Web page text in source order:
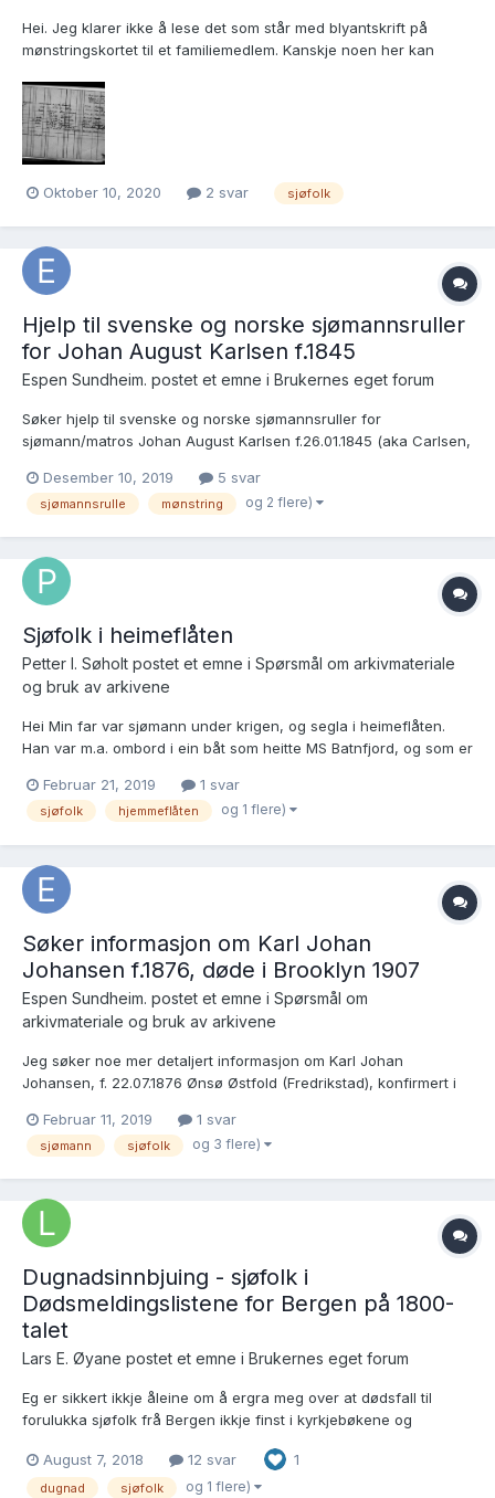
Hei. Jeg klarer ikke å lese det som står med blyantskrift på
mønstringskortet til et familiemedlem. Kanskje noen her kan
https://www.digitalarkivet.no/ds20130117079023 På forhånd takk
for hjelpen! Hilse...
Oktober 10, 2020 2 svar sjøfolk
Hjelp til svenske og norske sjømannsruller
for Johan August Karlsen f.1845
Espen Sundheim. postet et emne i Brukernes eget forum
Søker hjelp til svenske og norske sjømannsruller for
sjømann/matros Johan August Karlsen f.26.01.1845 (aka Carlsen,
Onsø i Østfold, og var sjømann. Giftet seg med Johanne
Hansdatter Volden fra Vallø i 1874. Allerede ved folketellingen
Desember 10, 2019 5 svar
sjømannsrulle mønstring og 2 flere)
Sjøfolk i heimeflåten
Petter I. Søholt postet et emne i Spørsmål om arkivmateriale
og bruk av arkivene
Hei Min far var sjømann under krigen, og segla i heimeflåten.
Han var m.a. ombord i ein båt som heitte MS Batnfjord, og som er
noko nærare informasjon. Han heitte Petter Anton Søholt, og var
fødd 17.07.1902 i Fræna kommune....
Februar 21, 2019 1 svar
sjøfolk hjemmeflåten og 1 flere)
Søker informasjon om Karl Johan
Johansen f.1876, døde i Brooklyn 1907
Espen Sundheim. postet et emne i Spørsmål om
arkivmateriale og bruk av arkivene
Jeg søker noe mer detaljert informasjon om Karl Johan
Johansen, f. 22.07.1876 Ønsø Østfold (Fredrikstad), konfirmert i
30 år gammel. Han vokste opp i Tønsberg, og ble tidlig sjømann.
Jeg har letet etter sjømannsrulle for Karl Johan ute...
Februar 11, 2019 1 svar
sjømann sjøfolk og 3 flere)
Dugnadsinnbjuing - sjøfolk i
Dødsmeldingslistene for Bergen på 1800-
talet
Lars E. Øyane postet et emne i Brukernes eget forum
Eg er sikkert ikkje åleine om å ergra meg over at dødsfall til
forulukka sjøfolk frå Bergen ikkje finst i kyrkjebøkene og
innbju til ein dugnadsinnsats for å registrera i alle fall nokre av
desse. Eg gjer dette i vanleg tekstfo...
August 7, 2018 12 svar 1
dugnad sjøfolk og 1 flere)